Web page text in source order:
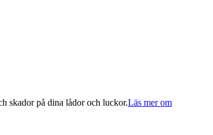
skador på dina lådor och luckor.Läs mer om